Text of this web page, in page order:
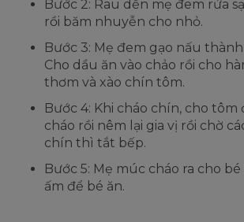
Bước 2: Rau dền mẹ đem rửa
rồi băm nhuyễn cho nhỏ.
Bước 3: Mẹ đem gạo nấu
Cho dầu ăn vào chảo rồi cho
thơm và xào chín tôm.
Bước 4: Khi cháo chín, cho tôm
cháo rồi nêm lại gia vị rồi chờ
chín thì tắt bếp.
Bước 5: Mẹ múc cháo ra cho
ấm để bé ăn.